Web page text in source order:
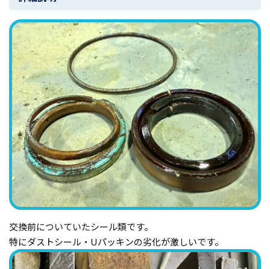
交換前についていたシール類です。
特にダストシール・Uパッキンの劣化が激しいです。